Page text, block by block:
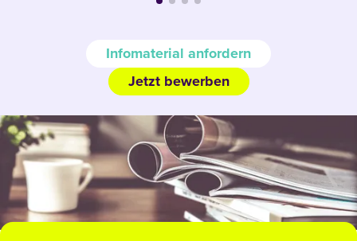
Infomaterial anfordern
Jetzt bewerben